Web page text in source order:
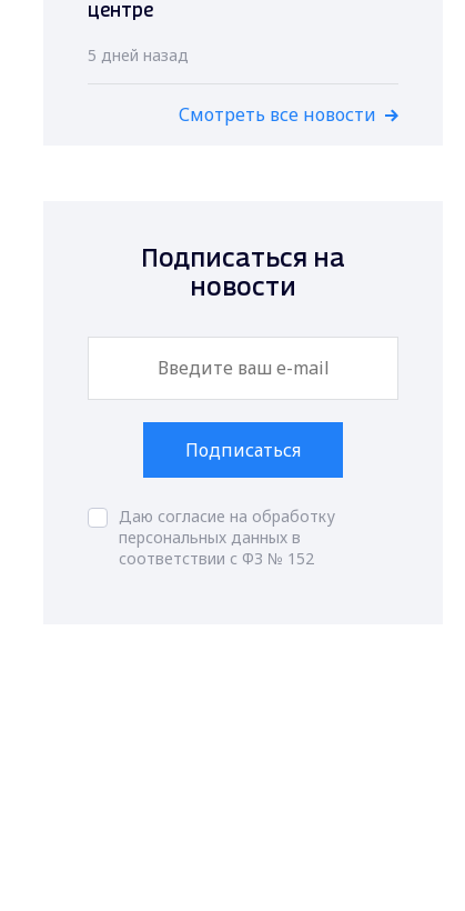
центре
5 дней назад
Смотреть все новости
Подписаться на
новости
Подписаться
Даю согласие на обработку
персональных данных в
соответствии с ФЗ № 152